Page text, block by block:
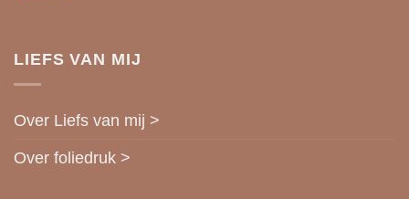
LIEFS VAN MIJ
Over Liefs van mij >
Over foliedruk >